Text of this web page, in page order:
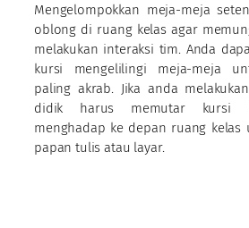
Mengelompokkan meja-meja
oblong di ruang kelas agar
melakukan interaksi tim. Anda
kursi mengelilingi meja-meja
paling akrab. Jika anda
didik harus memutar kursi
menghadap ke depan ruang kelas
papan tulis atau layar.